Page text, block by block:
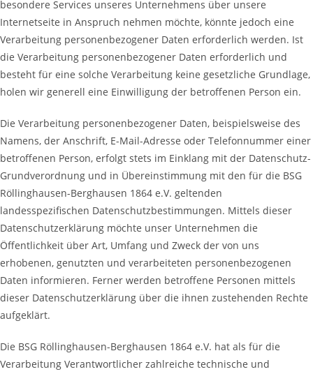
besondere Services unseres Unternehmens über unsere
Internetseite in Anspruch nehmen möchte, könnte jedoch eine
Verarbeitung personenbezogener Daten erforderlich werden. Ist
die Verarbeitung personenbezogener Daten erforderlich und
besteht für eine solche Verarbeitung keine gesetzliche Grundlage,
holen wir generell eine Einwilligung der betroffenen Person ein.
Die Verarbeitung personenbezogener Daten, beispielsweise des
Namens, der Anschrift, E-Mail-Adresse oder Telefonnummer einer
betroffenen Person, erfolgt stets im Einklang mit der Datenschutz-
Grundverordnung und in Übereinstimmung mit den für die BSG
Röllinghausen-Berghausen 1864 e.V. geltenden
landesspezifischen Datenschutzbestimmungen. Mittels dieser
Datenschutzerklärung möchte unser Unternehmen die
Öffentlichkeit über Art, Umfang und Zweck der von uns
erhobenen, genutzten und verarbeiteten personenbezogenen
Daten informieren. Ferner werden betroffene Personen mittels
dieser Datenschutzerklärung über die ihnen zustehenden Rechte
aufgeklärt.
Die BSG Röllinghausen-Berghausen 1864 e.V. hat als für die
Verarbeitung Verantwortlicher zahlreiche technische und